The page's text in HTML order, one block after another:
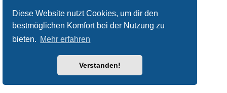
Diese Website nutzt Cookies, um dir den
bestmöglichen Komfort bei der Nutzung zu
bieten. Mehr erfahren
Verstanden!